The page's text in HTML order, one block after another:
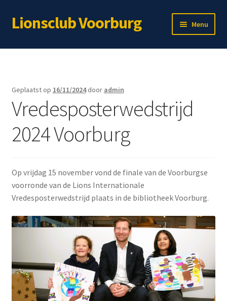
Ga
door
Ga
naar
Lionsclub Voorburg Menu
Home
Lid worden?
Immateriële projecten
Webshop
Geplaatst op 16/11/2024 door admin
Vredesposterwedstrijd
2024 Voorburg
Op vrijdag 15 november vond de finale van de Voorburgse
voorronde van de Lions Internationale
Vredesposterwedstrijd plaats in de bibliotheek Voorburg.